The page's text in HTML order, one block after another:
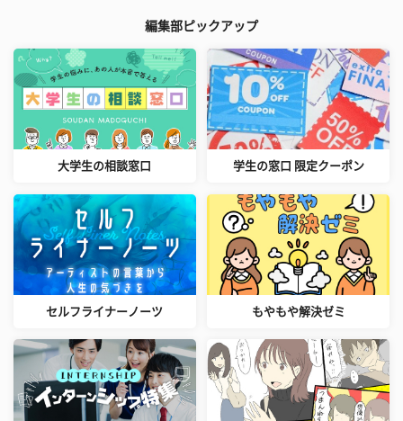
編集部ピックアップ
大学生の相談窓口 学生の窓口 限定クーポン
セルフライナーノーツ もやもや解決ゼミ